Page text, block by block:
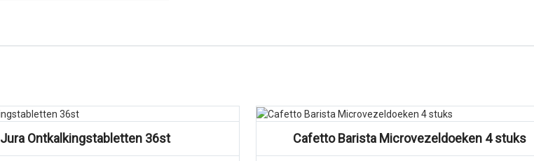
Jura Ontkalkingstabletten 36st
Vergelijk
Cafetto Barista Microvezeldoeken 4 stuks